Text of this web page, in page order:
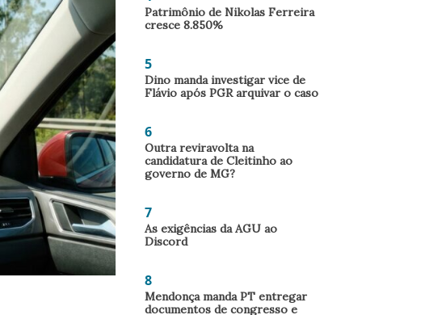
Patrimônio de Nikolas Ferreira
cresce 8.850%
5
Dino manda investigar vice de
Flávio após PGR arquivar o caso
6
Outra reviravolta na
candidatura de Cleitinho ao
governo de MG?
7
As exigências da AGU ao
Discord
8
Mendonça manda PT entregar
documentos de congresso e